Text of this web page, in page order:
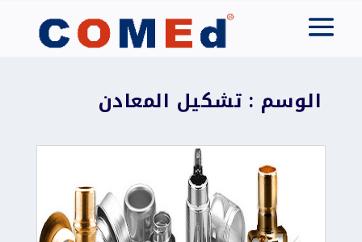
الوسم : تشكيل المعادن